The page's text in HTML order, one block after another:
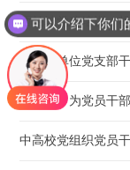
西柏坡党建培训：
企事业单位党支部
西柏坡：为党员干
中高校党组织党员